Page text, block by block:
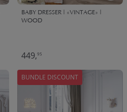
BABY DRESSER | «VINTAGE» |
WOOD
449,95
BUNDLE DISCOUNT